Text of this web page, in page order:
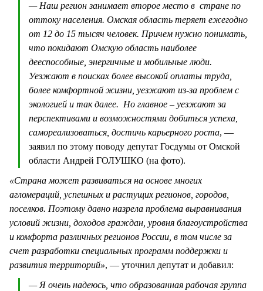
— Наш регион занимает второе место в стране по
оттоку населения. Омская область теряет ежегодно
от 12 до 15 тысяч человек. Причем нужно понимать,
что покидают Омскую область наиболее
дееспособные, энергичные и мобильные люди.
Уезжают в поисках более высокой оплаты труда,
более комфортной жизни, уезжают из-за проблем с
экологией и так далее. Но главное – уезжают за
перспективами и возможностями добиться успеха,
самореализоваться, достичь карьерного роста, —
заявил по этому поводу депутат Госдумы от Омской
области Андрей ГОЛУШКО (на фото).
«Страна может развиваться на основе многих
агломераций, успешных и растущих регионов, городов,
поселков. Поэтому давно назрела проблема выравнивания
условий жизни, доходов граждан, уровня благоустройства
и комфорта различных регионов России, в том числе за
счет разработки специальных программ поддержки и
развития территорий», — уточнил депутат и добавил:
— Я очень надеюсь, что образованная рабочая группа